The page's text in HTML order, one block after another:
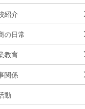
紹介
の日常
教育
関係
動